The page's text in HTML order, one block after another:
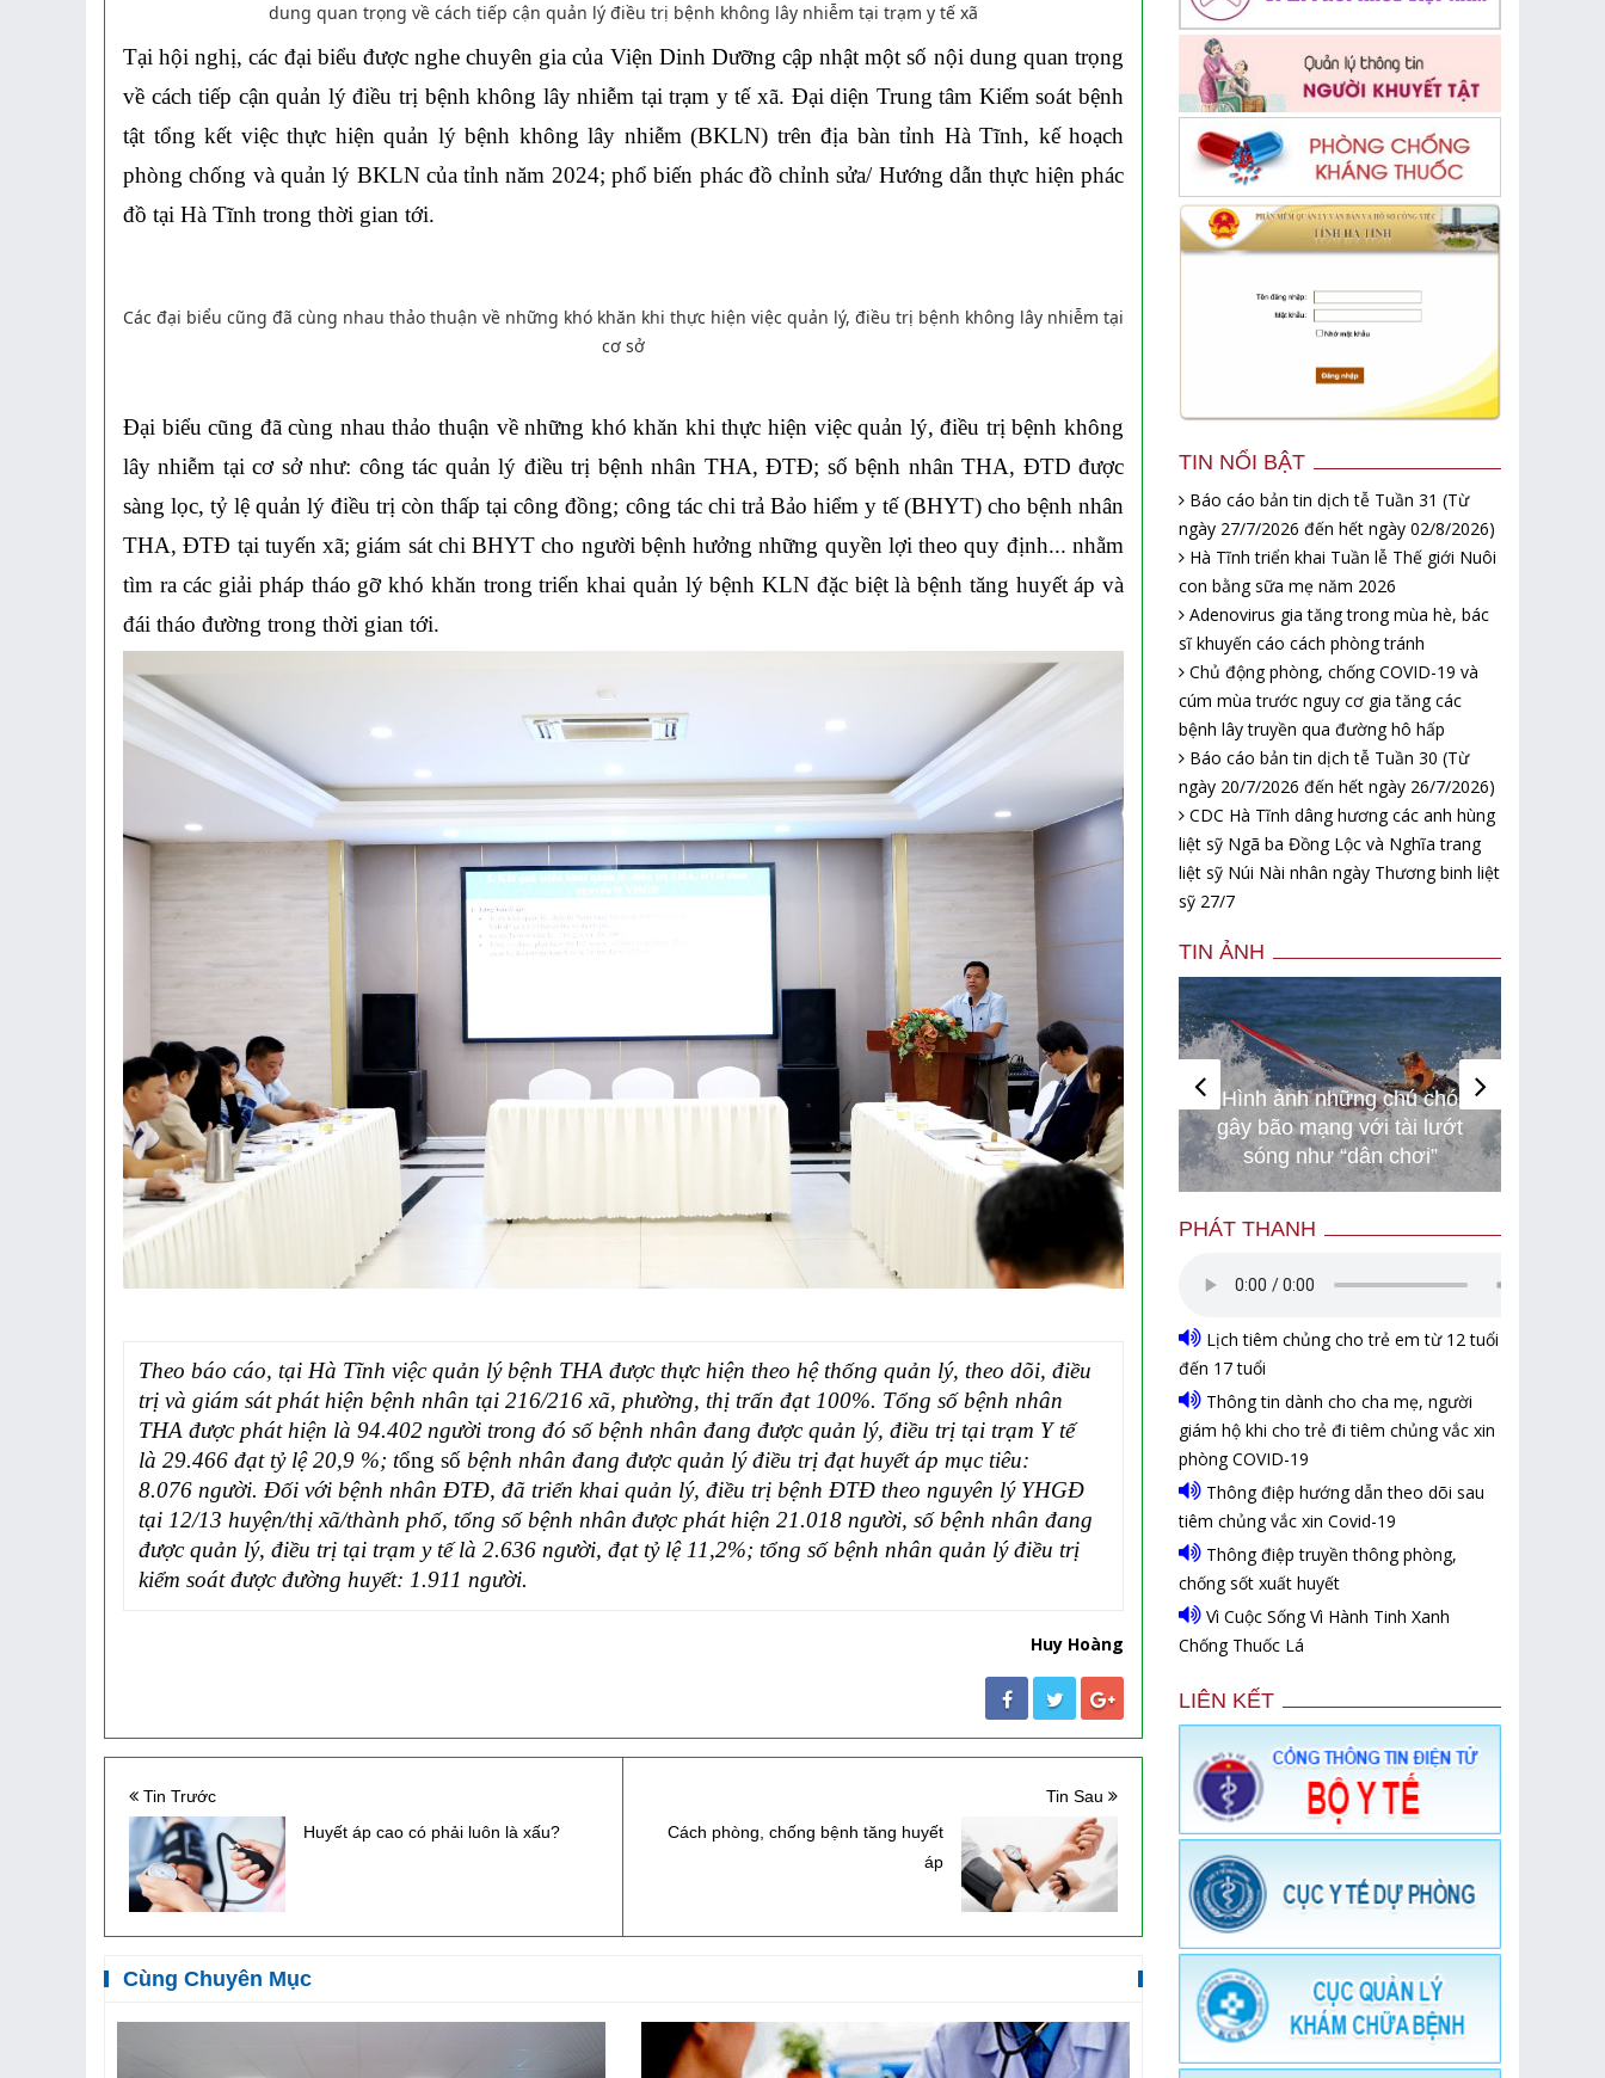
dung quan trọng về cách tiếp cận quản lý điều trị bệnh không lây nhiễm tại trạm y tế xã
Tại hội nghị, các đại biểu được nghe chuyên gia của Viện Dinh Dưỡng cập nhật một số nội dung quan trọng
về cách tiếp cận quản lý điều trị bệnh không lây nhiễm tại trạm y tế xã. Đại diện Trung tâm Kiểm soát bệnh
tật tổng kết việc thực hiện quản lý bệnh không lây nhiễm (BKLN) trên địa bàn tỉnh Hà Tĩnh, kế hoạch
phòng chống và quản lý BKLN của tỉnh năm 2024; phổ biến phác đồ chỉnh sửa/ Hướng dẫn thực hiện phác
đồ tại Hà Tĩnh trong thời gian tới.
Các đại biểu cũng đã cùng nhau thảo thuận về những khó khăn khi thực hiện việc quản lý, điều trị bệnh không lây nhiễm tại
cơ sở
Đại biểu cũng đã cùng nhau thảo thuận về những khó khăn khi thực hiện việc quản lý, điều trị bệnh không
lây nhiễm tại cơ sở như: công tác quản lý điều trị bệnh nhân THA, ĐTĐ; số bệnh nhân THA, ĐTD được
sàng lọc, tỷ lệ quản lý điều trị còn thấp tại công đồng; công tác chi trả Bảo hiểm y tế (BHYT) cho bệnh nhân
THA, ĐTĐ tại tuyến xã; giám sát chi BHYT cho người bệnh hưởng những quyền lợi theo quy định... nhằm
tìm ra các giải pháp tháo gỡ khó khăn trong triển khai quản lý bệnh KLN đặc biệt là bệnh tăng huyết áp và
đái tháo đường trong thời gian tới.
Theo báo cáo, tại Hà Tĩnh việc quản lý bệnh THA được thực hiện theo hệ thống quản lý, theo dõi, điều
trị và giám sát phát hiện bệnh nhân tại 216/216 xã, phường, thị trấn đạt 100%. Tổng số bệnh nhân
THA được phát hiện là 94.402 người trong đó sốbệnh nhân đang được quản lý, điều trị tại trạm Y tế
là 29.466 đạttỷ lệ 20,9 %; tổng số bệnh nhân đang được quản lý điều trị đạt huyết áp mục tiêu:
8.076 người. Đối với bệnh nhân ĐTĐ, đã triển khai quản lý, điều trị bệnh ĐTĐ theo nguyên lý YHGĐ
tại 12/13 huyện/thị xã/thành phố, tổng sốbệnh nhân được phát hiện 21.018 người, số bệnh nhân đang
được quản lý, điều trị tại trạm ytế là 2.636 người, đạt tỷ lệ11,2%; tổng số bệnh nhân quản lý điều trị
kiểm soát được đường huyết: 1.911 người.
Huy Hoàng
Tin Trước
Huyết áp cao có phải luôn là xấu?
Tin Sau
Cách phòng, chống bệnh tăng huyết
áp
Cùng Chuyên Mục
TIN NỔI BẬT
Báo cáo bản tin dịch tễ Tuần 31 (Từ
ngày 27/7/2026 đến hết ngày 02/8/2026)
Hà Tĩnh triển khai Tuần lễ Thế giới Nuôi
con bằng sữa mẹ năm 2026
Adenovirus gia tăng trong mùa hè, bác
sĩ khuyến cáo cách phòng tránh
Chủ động phòng, chống COVID-19 và
cúm mùa trước nguy cơ gia tăng các
bệnh lây truyền qua đường hô hấp
Báo cáo bản tin dịch tễ Tuần 30 (Từ
ngày 20/7/2026 đến hết ngày 26/7/2026)
CDC Hà Tĩnh dâng hương các anh hùng
liệt sỹ Ngã ba Đồng Lộc và Nghĩa trang
liệt sỹ Núi Nài nhân ngày Thương binh liệt
sỹ 27/7
TIN ẢNH
Hình ảnh những chú chó
gây bão mạng với tài lướt
sóng như “dân chơi”
Hàng nghìn người chạy
thi trong bùn đất để bảo
vệ môi trường ở Israel
Giải bóng chuyền hơi nữ
Cúp CDC Hà Tĩnh
Hình ảnh những chú chó
gây bão mạng với tài lướt
sóng như “dân chơi”
PHÁT THANH
Lịch tiêm chủng cho trẻ em từ 12 tuổi
đến 17 tuổi
Thông tin dành cho cha mẹ, người
giám hộ khi cho trẻ đi tiêm chủng vắc xin
phòng COVID-19
Thông điệp hướng dẫn theo dõi sau
tiêm chủng vắc xin Covid-19
Thông điệp truyền thông phòng,
chống sốt xuất huyết
Vì Cuộc Sống Vì Hành Tinh Xanh
Chống Thuốc Lá
LIÊN KẾT